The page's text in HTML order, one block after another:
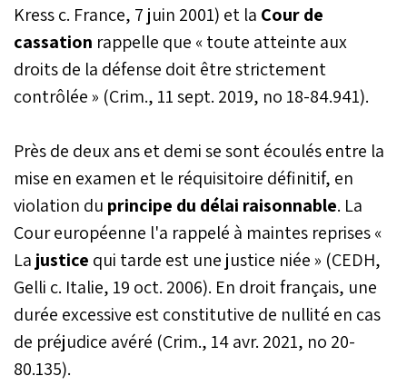
Kress c. France, 7 juin 2001) et la Cour de
cassation rappelle que « toute atteinte aux
droits de la défense doit être strictement
contrôlée » (Crim., 11 sept. 2019, no 18-84.941).
Près de deux ans et demi se sont écoulés entre la
mise en examen et le réquisitoire définitif, en
violation du principe du délai raisonnable. La
Cour européenne l'a rappelé à maintes reprises «
La justice qui tarde est une justice niée » (CEDH,
Gelli c. Italie, 19 oct. 2006). En droit français, une
durée excessive est constitutive de nullité en cas
de préjudice avéré (Crim., 14 avr. 2021, no 20-
80.135).